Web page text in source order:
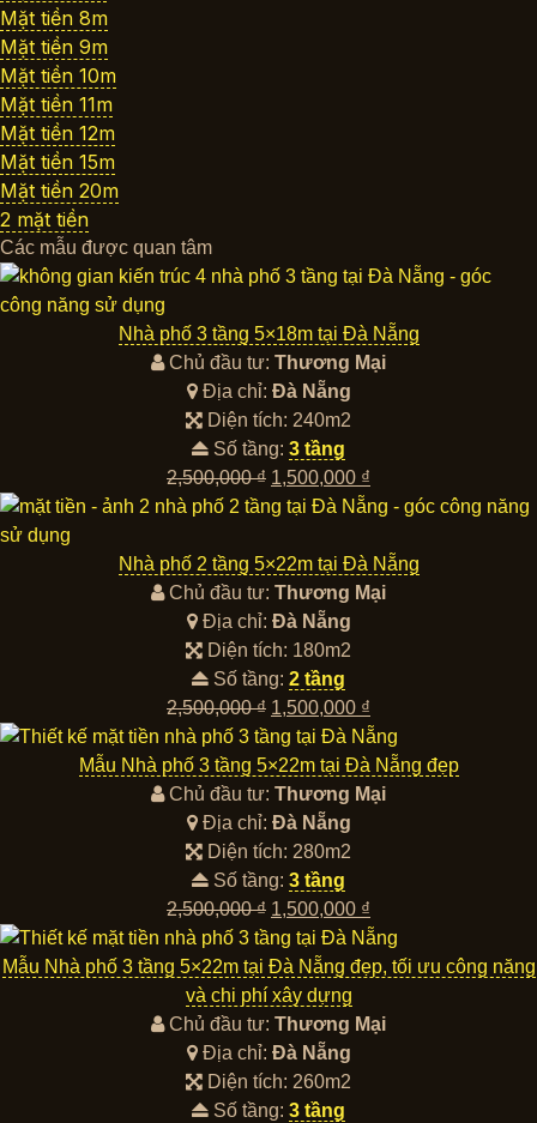
Mặt tiền 8m
Mặt tiền 9m
Mặt tiền 10m
Mặt tiền 11m
Mặt tiền 12m
Mặt tiền 15m
Mặt tiền 20m
2 mặt tiền
Các mẫu được quan tâm
Nhà phố 3 tầng 5×18m tại Đà Nẵng
Chủ đầu tư: Thương Mại
Địa chỉ: Đà Nẵng
Diện tích: 240m2
Số tầng: 3 tầng
2,500,000₫ Giá
gốc
2,500,000 ₫.
1,500,000 ₫
hiện
là:
1,500,000 ₫.
Nhà phố 2 tầng 5×22m tại Đà Nẵng
Chủ đầu tư: Thương Mại
Địa chỉ: Đà Nẵng
Diện tích: 180m2
Số tầng: 2 tầng
2,500,000₫ Giá
gốc
là:
2,500,000 ₫.
1,500,000 ₫
hiện
tại
là:
Mẫu Nhà phố 3 tầng 5×22m tại Đà Nẵng đẹp
Chủ đầu tư: Thương Mại
Địa chỉ: Đà Nẵng
Diện tích: 280m2
Số tầng: 3 tầng
2,500,000₫ Giá
gốc
là:
2,500,000 ₫.
1,500,000 ₫
hiện
tại
1,500,000 ₫.
Mẫu Nhà phố 3 tầng 5×22m tại Đà Nẵng đẹp, tối ưu công năng
và chi phí xây dựng
Chủ đầu tư: Thương Mại
Địa chỉ: Đà Nẵng
Diện tích: 260m2
Số tầng: 3 tầng